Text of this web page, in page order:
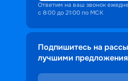
Ответим на ваш звонок
с 8:00 до 21:00 по МСК
Подпишитесь на
лучшими